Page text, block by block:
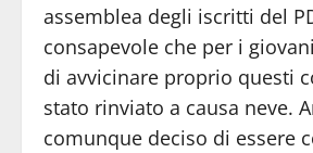
assemblea degli iscritti del
consapevole che per i
di avvicinare proprio questi
stato rinviato a causa neve.
comunque deciso di essere